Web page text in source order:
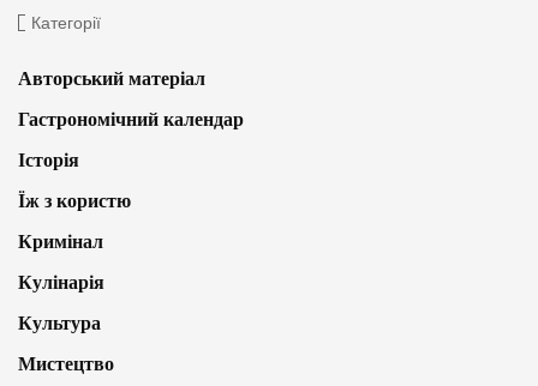
Категорії
Авторський матеріал
Гастрономічний календар
Історія
Їж з користю
Кримінал
Кулінарія
Культура
Мистецтво